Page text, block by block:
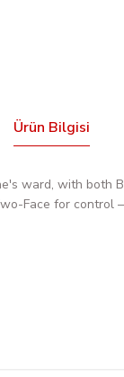
Ürün Bilgisi
ward, with
Face for